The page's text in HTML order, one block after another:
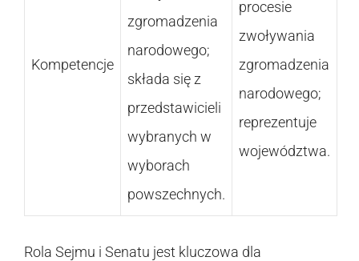
Kompetencje
zgromadzenia
narodowego;
składa się z
przedstawicieli
wybranych w
wyborach
powszechnych.
procesie
zwoływania
zgromadzenia
narodowego;
reprezentuje
województwa.
Rola Sejmu i Senatu jest kluczowa dla